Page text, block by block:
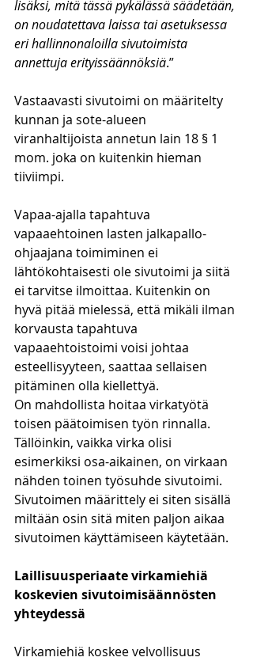
lisäksi, mitä tässä pykälässä säädetään,
on noudatettava laissa tai asetuksessa
eri hallinnonaloilla sivutoimista
annettuja erityissäännöksiä.”
Vastaavasti sivutoimi on määritelty
kunnan ja sote-alueen
viranhaltijoista annetun lain 18 § 1
mom. joka on kuitenkin hieman
tiiviimpi.
Vapaa-ajalla tapahtuva
vapaaehtoinen lasten jalkapallo-
ohjaajana toimiminen ei
lähtökohtaisesti ole sivutoimi ja siitä
ei tarvitse ilmoittaa. Kuitenkin on
hyvä pitää mielessä, että mikäli ilman
korvausta tapahtuva
vapaaehtoistoimi voisi johtaa
esteellisyyteen, saattaa sellaisen
pitäminen olla kiellettyä.
On mahdollista hoitaa virkatyötä
toisen päätoimisen työn rinnalla.
Tällöinkin, vaikka virka olisi
esimerkiksi osa-aikainen, on virkaan
nähden toinen työsuhde sivutoimi.
Sivutoimen määrittely ei siten sisällä
miltään osin sitä miten paljon aikaa
sivutoimen käyttämiseen käytetään.
Laillisuusperiaate virkamiehiä
koskevien sivutoimisäännösten
yhteydessä
Virkamiehiä koskee velvollisuus